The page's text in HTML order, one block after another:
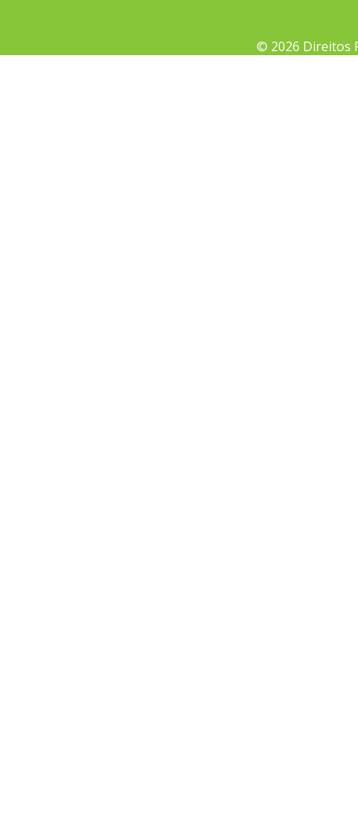
© 2026 Direitos